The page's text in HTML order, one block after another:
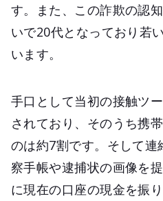
す。また、この詐欺の認
いで20代となっており若
います。
手口として当初の接触ツ
されており、そのうち携
のは約7割です。そして連
察手帳や逮捕状の画像を
に現在の口座の現金を振